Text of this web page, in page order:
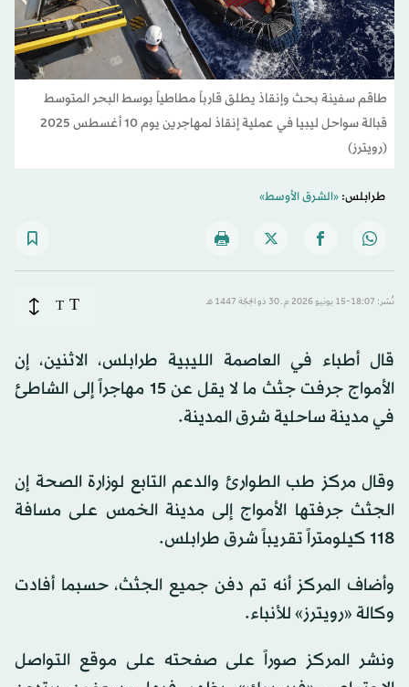
طاقم سفينة بحث وإنقاذ يطلق قارباً مطاطياً بوسط البحر المتوسط
قبالة سواحل ليبيا في عملية إنقاذ لمهاجرين يوم 10 أغسطس 2025
(رويترز)
طرابلس:«الشرق الأوسط»
نُشر: 18:07-15 يونيو 2026 م ـ 30 ذو الحِجّة 1447 هـ T
T
قال أطباء في العاصمة الليبية طرابلس، الاثنين، إن
الأمواج جرفت جثث ما لا يقل عن 15 مهاجراً إلى الشاطئ
في مدينة ساحلية شرق المدينة.
وقال مركز طب الطوارئ والدعم التابع لوزارة الصحة إن
الجثث جرفتها الأمواج إلى مدينة الخمس على مسافة
118 كيلومتراً تقريباً شرق طرابلس.
وأضاف المركز أنه تم دفن جميع الجثث، حسبما أفادت
وكالة «رويترز» للأنباء.
ونشر المركز صوراً على صفحته على موقع التواصل